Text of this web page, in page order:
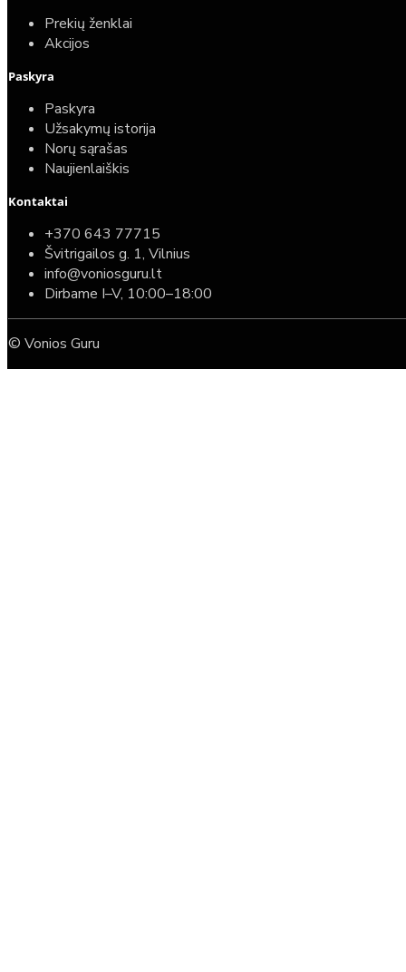
Prekių ženklai
Akcijos
Paskyra
Paskyra
Užsakymų istorija
Norų sąrašas
Naujienlaiškis
Kontaktai
+370 643 77715
Švitrigailos g. 1, Vilnius
info@voniosguru.lt
Dirbame I–V, 10:00–18:00
© Vonios Guru